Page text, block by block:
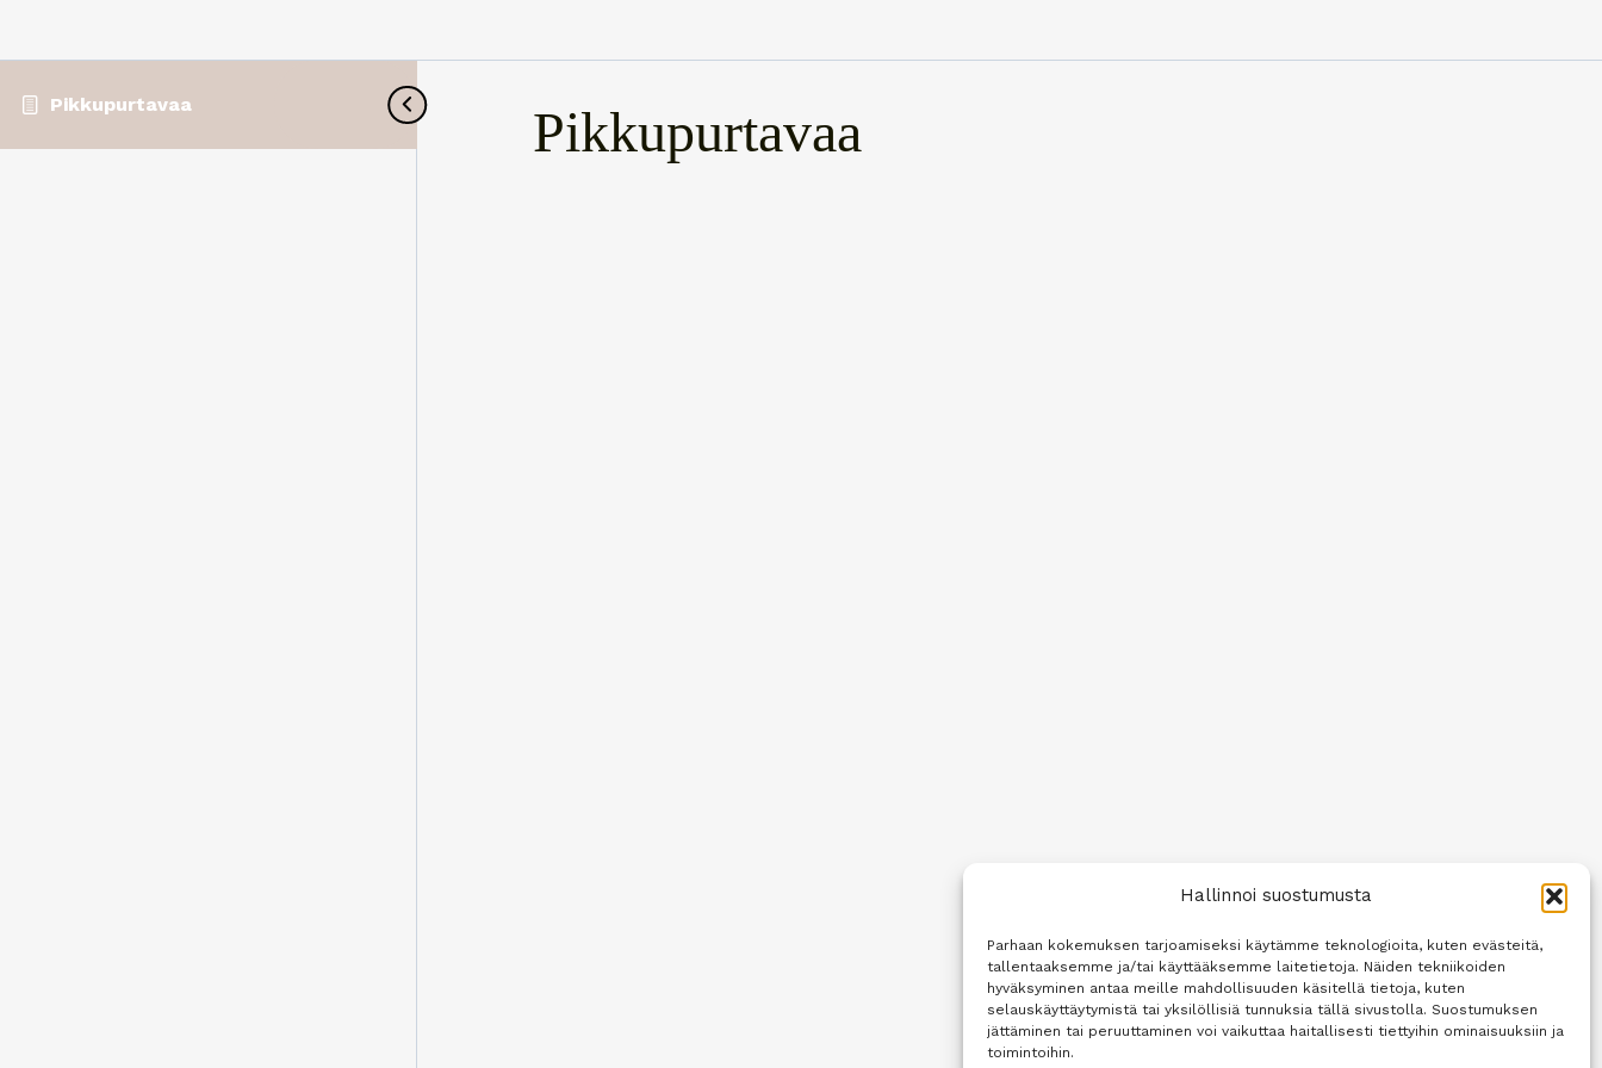
Hallinnoi suostumusta
Parhaan kokemuksen tarjoamiseksi käytämme teknologioita, kuten evästeitä,
tallentaaksemme ja/tai käyttääksemme laitetietoja. Näiden tekniikoiden
hyväksyminen antaa meille mahdollisuuden käsitellä tietoja, kuten
selauskäyttäytymistä tai yksilöllisiä tunnuksia tällä sivustolla. Suostumuksen
jättäminen tai peruuttaminen voi vaikuttaa haitallisesti tiettyihin ominaisuuksiin ja
toimintoihin.
Pikkupurtavaa Pikkupurtavaa